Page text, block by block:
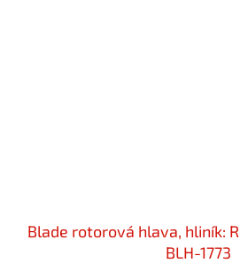
Blade rotorová hlava, hliník:
BLH-1773